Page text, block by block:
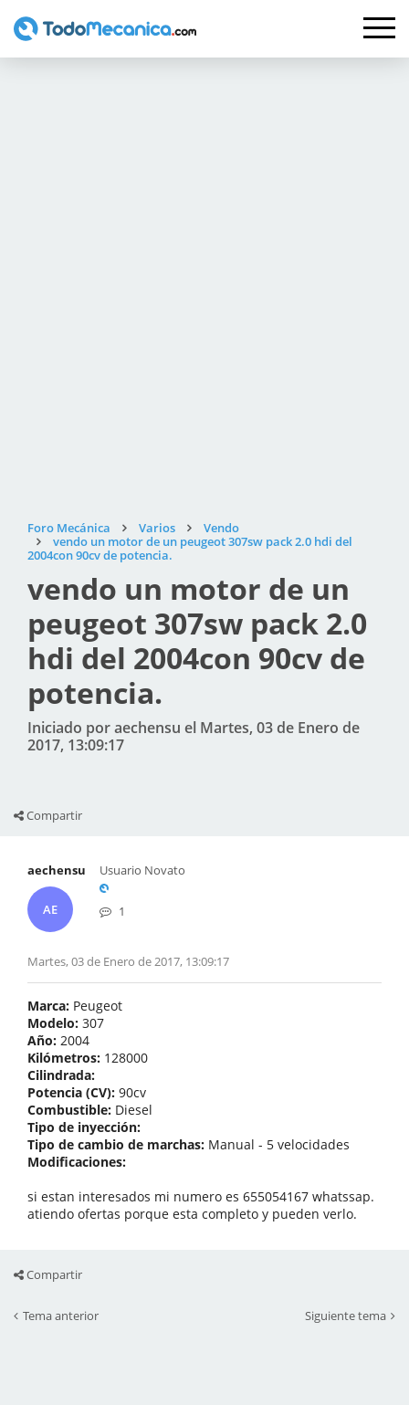
Foro Mecánica Varios
Vendo
vendo un motor de un peugeot 307sw pack 2.0 hdi del
2004con 90cv de potencia.
vendo un motor de un
peugeot 307sw pack 2.0
hdi del 2004con 90cv de
potencia.
Iniciado por aechensu el Martes, 03 de Enero de
2017, 13:09:17
Compartir
aechensu
AE
Usuario Novato
1
Martes, 03 de Enero de 2017, 13:09:17
Marca: Peugeot
Modelo: 307
Año: 2004
Kilómetros: 128000
Cilindrada:
Potencia (CV): 90cv
Combustible: Diesel
Tipo de inyección:
Tipo de cambio de marchas: Manual - 5 velocidades
Modificaciones:
si estan interesados mi numero es 655054167 whatssap.
atiendo ofertas porque esta completo y pueden verlo.
Compartir
Tema anterior Siguiente tema